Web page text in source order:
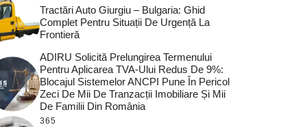
Tractări Auto Giurgiu – Bulgaria: Ghid
Complet Pentru Situații De Urgență La
Frontieră
ADIRU Solicită Prelungirea Termenului
Pentru Aplicarea TVA-Ului Redus De 9%:
Blocajul Sistemelor ANCPI Pune În Pericol
Zeci De Mii De Tranzacții Imobiliare Și Mii
De Familii Din România
365